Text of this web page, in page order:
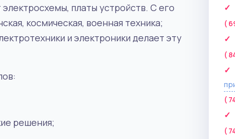
платы устройств. С его
космическая, военная техника;
и электроники делает эту
решения;
(
(
(
(